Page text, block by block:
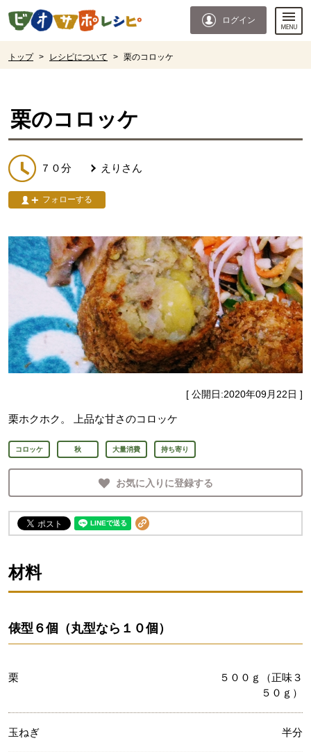
ページの先頭です。
ログイン
トップ > レシピについて > 栗のコロッケ
栗のコロッケ
７０分 えり さん
フォローする
[ 公開日:2020年09月22日 ]
栗ホクホク。 上品な甘さのコロッケ
コロッケ 秋 大量消費 持ち寄り
お気に入りに登録する
材料
俵型６個（丸型なら１０個）
栗
５００ｇ（正味３
５０ｇ）
玉ねぎ 半分